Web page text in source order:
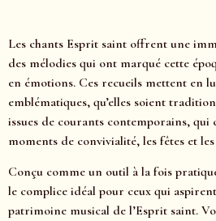
Les chants Esprit saint offrent une
des mélodies qui ont marqué cette
en émotions. Ces recueils mettent en
emblématiques, qu’elles soient
issues de courants contemporains,
moments de convivialité, les fêtes et
Conçu comme un outil à la fois
le complice idéal pour ceux qui
patrimoine musical de l’Esprit saint.